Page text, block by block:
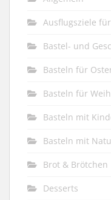
Ausflugsziele
Bastel- und
Basteln für
Basteln für
Basteln mit
Basteln mit
Brot & Brötchen
Desserts